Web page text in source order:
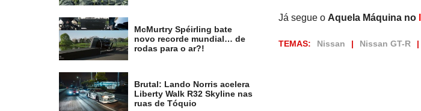
McMurtry Spéirling bate
novo recorde mundial… de
rodas para o ar?!
Brutal: Lando Norris acelera
Liberty Walk R32 Skyline nas
ruas de Tóquio
Já segue o Aquela Máquina no
TEMAS: Nissan Nissan GT-R